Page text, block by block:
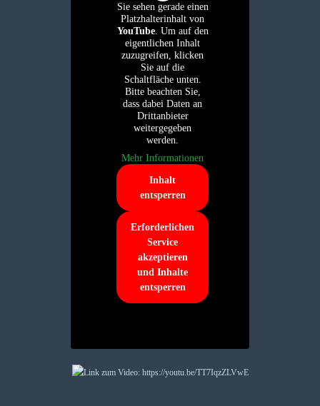
Sie sehen gerade einen
Platzhalterinhalt von
YouTube. Um auf den
eigentlichen Inhalt
zuzugreifen, klicken
Sie auf die
Schaltfläche unten.
Bitte beachten Sie,
dass dabei Daten an
Drittanbieter
weitergegeben
werden.
Mehr Informationen
Inhalt
entsperren
Erforderlichen
Service
akzeptieren
und Inhalte
entsperren